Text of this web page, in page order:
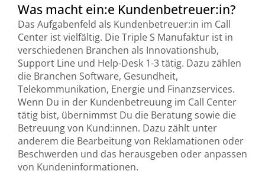
Was macht ein:e Kundenbetreuer:in?
Das Aufgabenfeld als Kundenbetreuer:in im Call
Center ist vielfältig. Die Triple S Manufaktur ist in
verschiedenen Branchen als Innovationshub,
Support Line und Help-Desk 1-3 tätig. Dazu zählen
die Branchen Software, Gesundheit,
Telekommunikation, Energie und Finanzservices.
Wenn Du in der Kundenbetreuung im Call Center
tätig bist, übernimmst Du die Beratung sowie die
Betreuung von Kund:innen. Dazu zählt unter
anderem die Bearbeitung von Reklamationen oder
Beschwerden und das herausgeben oder anpassen
von Kundeninformationen.